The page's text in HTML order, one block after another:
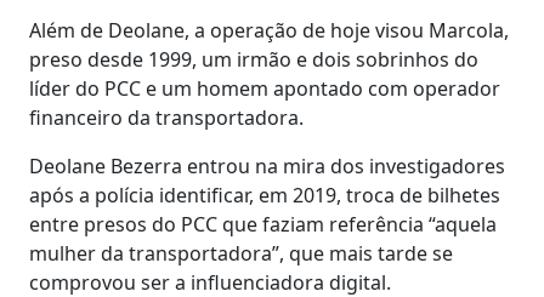
Além de Deolane, a operação de hoje visou Marcola,
preso desde 1999, um irmão e dois sobrinhos do
líder do PCC e um homem apontado com operador
financeiro da transportadora.
Deolane Bezerra entrou na mira dos investigadores
após a polícia identificar, em 2019, troca de bilhetes
entre presos do PCC que faziam referência “aquela
mulher da transportadora”, que mais tarde se
comprovou ser a influenciadora digital.